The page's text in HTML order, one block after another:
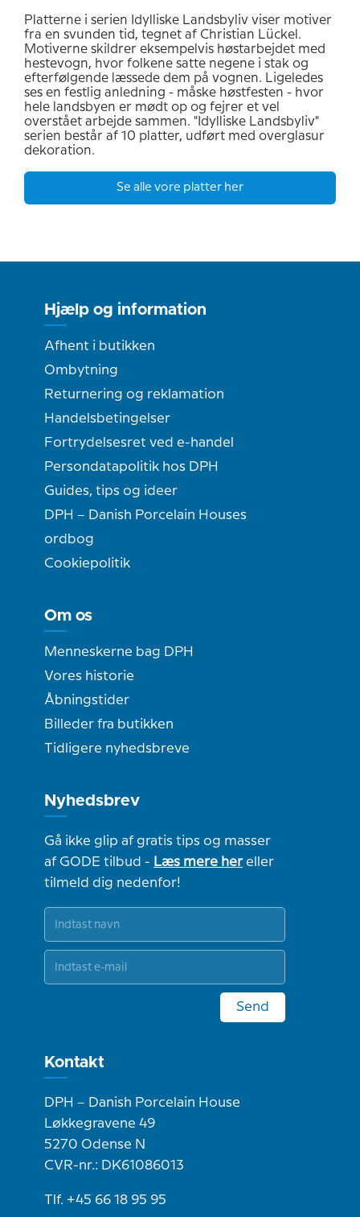
Platterne i serien Idylliske Landsbyliv viser motiver
fra en svunden tid, tegnet af Christian Lückel.
Motiverne skildrer eksempelvis høstarbejdet med
hestevogn, hvor folkene satte negene i stak og
efterfølgende læssede dem på vognen. Ligeledes
ses en festlig anledning - måske høstfesten - hvor
hele landsbyen er mødt op og fejrer et vel
overstået arbejde sammen. "Idylliske Landsbyliv"
serien består af 10 platter, udført med overglasur
dekoration.
Se alle vore platter her
Hjælp og information
Afhent i butikken
Ombytning
Returnering og reklamation
Handelsbetingelser
Fortrydelsesret ved e-handel
Persondatapolitik hos DPH
Guides, tips og ideer
DPH – Danish Porcelain Houses
ordbog
Cookiepolitik
Om os
Menneskerne bag DPH
Vores historie
Åbningstider
Billeder fra butikken
Tidligere nyhedsbreve
Nyhedsbrev
Gå ikke glip af gratis tips og masser
af GODE tilbud - Læs mere hereller
tilmeld dig nedenfor!
Send
Kontakt
DPH – Danish Porcelain House
Løkkegravene 49
5270 Odense N
CVR-nr.: DK61086013
Tlf. +45 66 18 95 95